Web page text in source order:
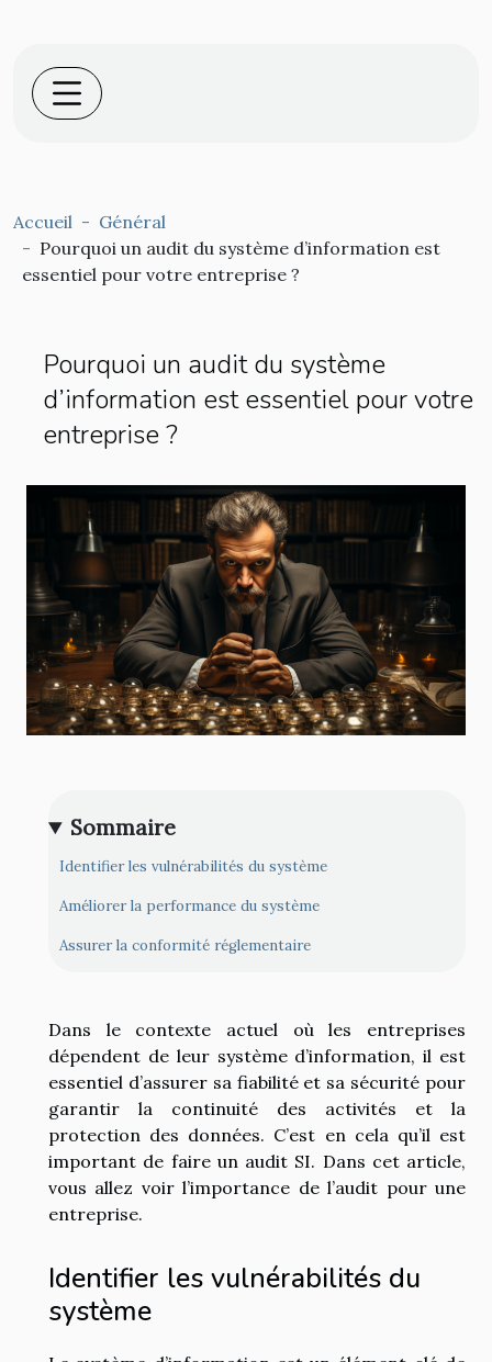
Accueil
Général
Pourquoi un audit du système d’information est
essentiel pour votre entreprise ?
Pourquoi un audit du système
d’information est essentiel pour votre
entreprise ?
Sommaire
Identifier les vulnérabilités du système
Améliorer la performance du système
Assurer la conformité réglementaire
Dans le contexte actuel où les entreprises
dépendent de leur système d’information, il est
essentiel d’assurer sa fiabilité et sa sécurité pour
garantir la continuité des activités et la
protection des données. C’est en cela qu’il est
important de faire un audit SI. Dans cet article,
vous allez voir l’importance de l’audit pour une
entreprise.
Identifier les vulnérabilités du
système